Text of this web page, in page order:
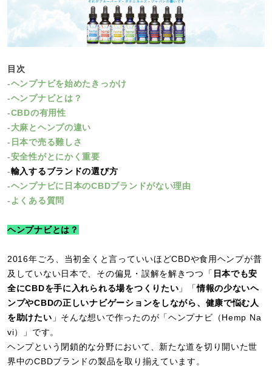
目次
-ヘンプナビを始めたきっかけ
-ヘンプナビとは？
-CBDの有用性
-大麻とヘンプの違い
-日本で売る難しさ
-安全性がとにかく重要
-輸入するブランドの選び方
-ヘンプナビに日本のCBDブランドがない理由
-よくある質問
ヘンプナビとは？
2016年ごろ、当初全くと言っていいほどCBDや食用ヘンプが普
及していない日本で、その偏見・誤解を解きつつ「 日本でも安
全にCBDを手に入れられる場をつくりたい 」「情報の少ないヘ
ンプやCBDの正しいナビゲーションをしながら、健康で悩む人
を助けたい 」そんな想いで作ったのが「ヘンプナビ（Hemp Na
vi）」です。
ヘンプという閉鎖的な分野において、新たな道を切り開いた世
界中のCBDブランドの製品を取り揃えています。